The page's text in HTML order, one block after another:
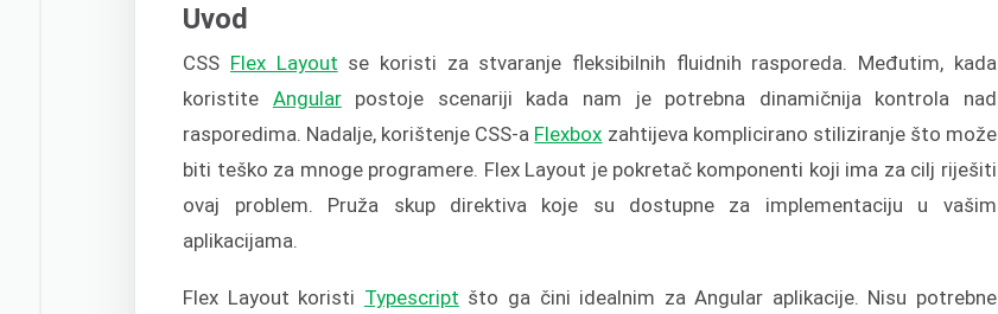
Uvod
CSS Flex Layout se koristi za stvaranje fleksibilnih fluidnih rasporeda. Međutim, kada
koristite Angularpostoje scenariji kada nam je potrebna dinamičnija kontrola nad
rasporedima. Nadalje, korištenje CSS-a Flexbox zahtijeva komplicirano stiliziranje što može
biti teško za mnoge programere. Flex Layout je pokretač komponenti koji ima za cilj riješiti
ovaj problem. Pruža skup direktiva koje su dostupne za implementaciju u vašim
aplikacijama.
Flex Layout koristi Typescript što ga čini idealnim za Angular aplikacije. Nisu potrebne